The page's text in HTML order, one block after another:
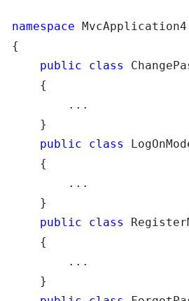
namespace
{
public
class
    {
        ...
    }
public
class
    {
        ...
    }
public
class
    {
        ...
    }